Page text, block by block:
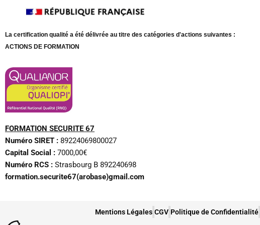
La certification qualité a été délivrée au titre des catégories d'actions suivantes :
ACTIONS DE FORMATION
FORMATION SECURITE 67
Numéro SIRET : 89224069800027
Capital Social : 7000,00€
Numéro RCS : Strasbourg B 892240698
formation.securite67(arobase)gmail.com
Mentions Légales CGV Politique de Confidentialité